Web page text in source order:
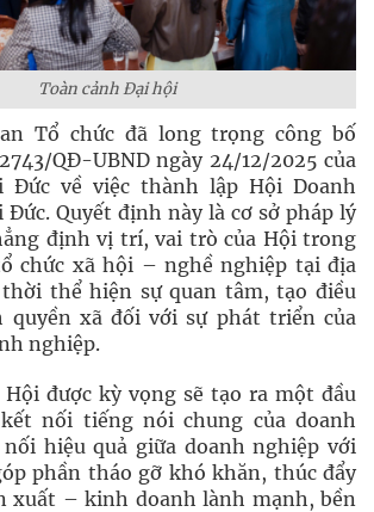
Toàn cảnh Đại hội
Tổ chức đã long trọng công bố
QĐ-UBND ngày 24/12/2025 của
Đức về việc thành lập Hội Doanh
Đức. Quyết định này là cơ sở pháp lý
định vị trí, vai trò của Hội trong
chức xã hội – nghề nghiệp tại địa
thể hiện sự quan tâm, tạo điều
quyền xã đối với sự phát triển của
nghiệp.
được kỳ vọng sẽ tạo ra một đầu
nối tiếng nói chung của doanh
hiệu quả giữa doanh nghiệp với
phần tháo gỡ khó khăn, thúc đẩy
xuất – kinh doanh lành mạnh, bền